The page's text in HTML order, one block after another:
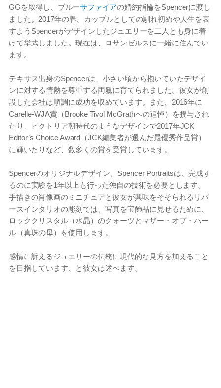
GGを取得し、ブルーサファイアの婚約指輪をSpencerに渡し
ました。2017年の春、カップルとしての馴れ初めや人生を表
すようSpencerがデザインしたジュエリーを二人とも身に着
けて挙式しました。現在は、ロサンゼルスに一緒に住んでい
ます。
テキサス出身のSpencerは、小さい頃から抱いていたデザイ
ンに対する情熱を尊重する両親に育てられました。彼女が創
設した会社は順調に成功を収めています。また、2016年に
Carelle-WJA賞（Brooke Tivol McGrathへの追悼）を授与され
たり、ビクトリア朝時代のようなデザインで2017年JCK
Editor’s Choice Award（JCK編集者が選んだ最優秀作品賞）
に輝いたりなど、数多くの賞を受賞しています。
Spencerのオリジナルデザイン、Spencer Portraitsは、完成す
るのに実験を1年以上も行った独自の技術を必要とします。
手描きの肖像画のミニチュアと彼女が興味をそそられるリバ
ースインタリオの彫刻では、写真を宝飾品に見せるために、
ロッククリスタル（水晶）のクォーツとマザー・オブ・パー
ル（真珠の母）を使用します。
感情に訴えるジュエリーの伝統に現代的な見方を加えること
を目指しています、と彼女は述べます。